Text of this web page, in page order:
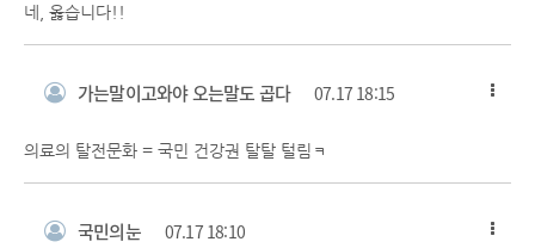
네, 옳습니다!!
가는말이고와야 오는말도 곱다 07.17 18:15
의료의 탈전문화 = 국민 건강권 탈탈 털림ㅋ
국민의눈 07.17 18:10